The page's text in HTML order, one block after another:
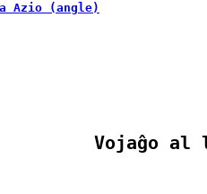
Azio (angle)
Vojaĝo al